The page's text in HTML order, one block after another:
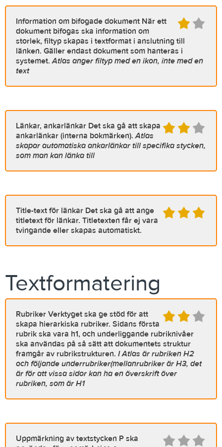
Information om bifogade dokument När ett
dokument bifogas ska information om
storlek, filtyp skapas i textformat i anslutning till
länken. Gäller endast dokument som hanteras i
systemet. Atlas anger filtyp med en ikon, inte med en
text
Länkar, ankarlänkar Det ska gå att skapa
ankarlänkar (interna bokmärken). Atlas
skapar automatiska ankarlänkar till specifika stycken,
som man kan länka till
Title-text för länkar Det ska gå att ange
titletext för länkar. Titletexten får ej vara
tvingande eller skapas automatiskt.
Textformatering
Rubriker Verktyget ska ge stöd för att
skapa hierarkiska rubriker. Sidans första
rubrik ska vara h1, och underliggande rubriknivåer
ska användas på så sätt att dokumentets struktur
framgår av rubrikstrukturen. I Atlas är rubriken H2
och följande underrubriker(mellanrubriker är H3, det
är för att vissa sidor kan ha en överskrift över
rubriken, som är H1
Uppmärkning av textstycken P ska